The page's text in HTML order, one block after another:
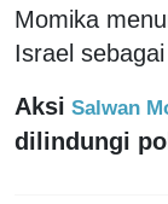
Momika
Israel
Aksi Salwan
dilindungi